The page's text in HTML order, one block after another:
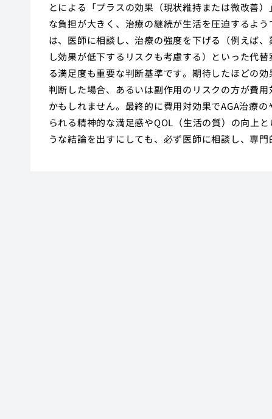
とによる「プラスの効果（現状維持または微改善
な負担が大きく、治療の継続が生活を圧迫するよ
は、医師に相談し、治療の強度を下げる（例えば
し効果が低下するリスクも考慮する）といった代
る満足度も重要な判断基準です。期待したほどの
判断した場合、あるいは副作用のリスクの方が費
かもしれません。最終的に費用対効果でAGA治療
られる精神的な満足感やQOL（生活の質）の向上
うな結論を出すにしても、必ず医師に相談し、専